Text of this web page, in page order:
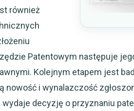
również
Patentowym następuje
Kolejnym etapem jest
nowość i wynalazczość
decyzję o przyznaniu